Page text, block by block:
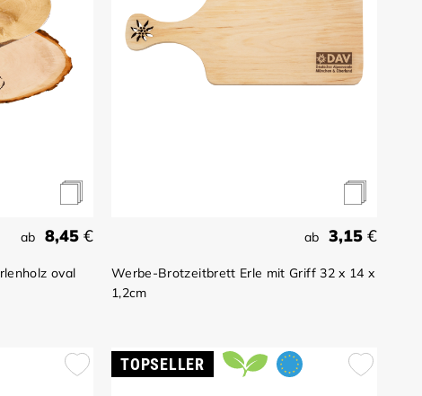
ab 8,45 €
oval
ab 3,15 €
Werbe-Brotzeitbrett Erle mit Griff 32 x 14 x
1,2cm
TOPSELLER